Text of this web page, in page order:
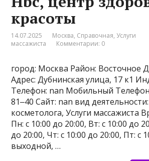
красоты
14.07.2025 Москва, Справочная, Услуги
массажиста
Комментарии: 0
город: Москва Район: Восточное
Адрес: Дубнинская улица, 17 к1
Телефон: nan Мобильный
81‒40 Сайт: nan вид деятельности:
косметолога, Услуги массажиста
Пн: с 10:00 до 20:00, Вт: с 10:00 до
до 20:00, Чт: с 10:00 до 20:00, Пт: с
выходной, …